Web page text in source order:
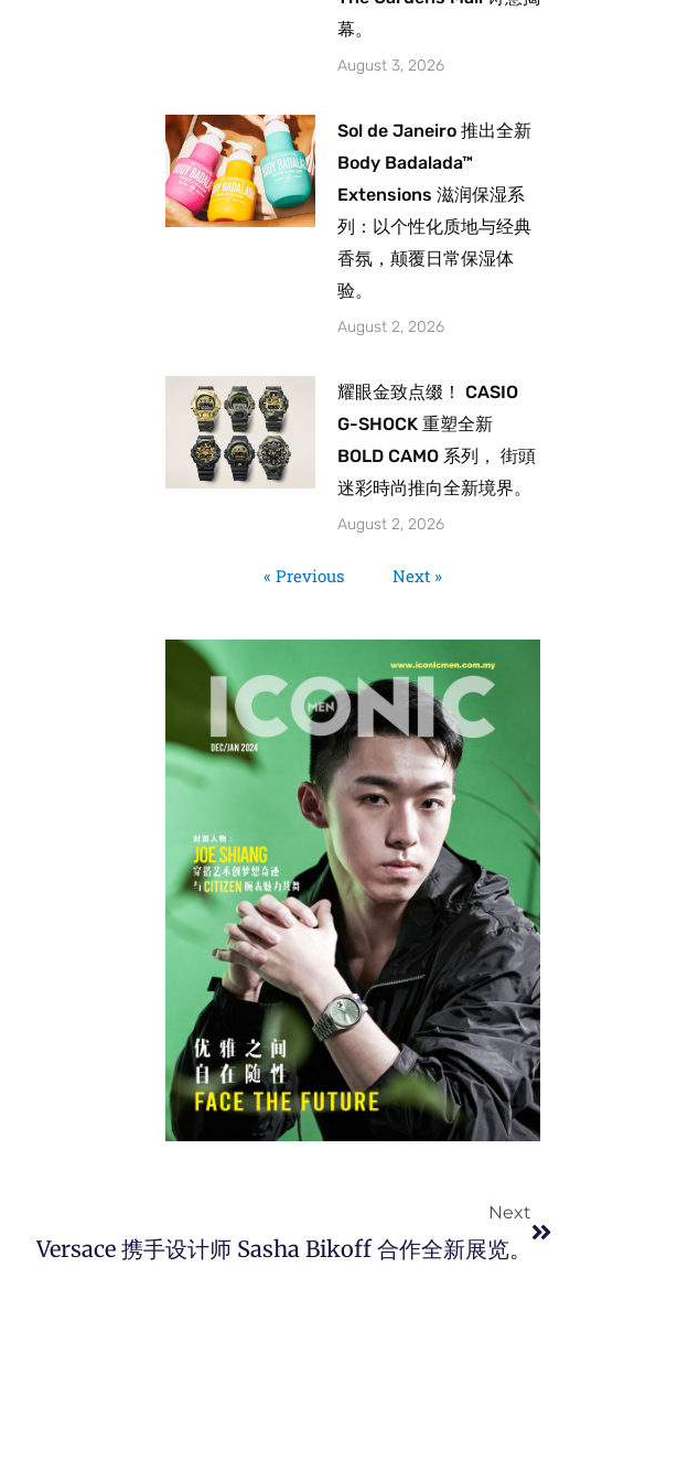
幕。
August 3, 2026
Sol de Janeiro 推出全新
Body Badalada™
Extensions 滋润保湿系
列：以个性化质地与经典
香氛，颠覆日常保湿体
验。
August 2, 2026
耀眼金致点缀！ CASIO
G-SHOCK 重塑全新
BOLD CAMO 系列， 街頭
迷彩時尚推向全新境界。
August 2, 2026
« Previous Next »
Next
Versace 携手设计师 Sasha Bikoff 合作全新展览。